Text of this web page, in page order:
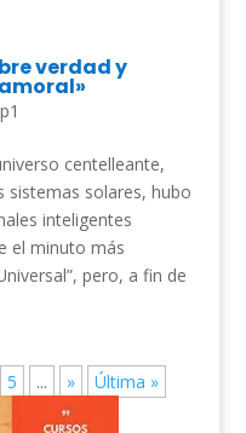
verdad y
centelleante,
sistemas solares, hubo
inteligentes
el minuto más
pero, a fin de
5 ... » Última »